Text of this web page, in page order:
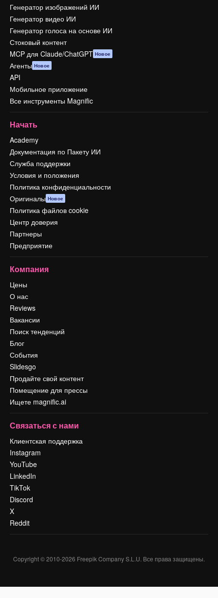
Генератор изображений ИИ
Генератор видео ИИ
Генератор голоса на основе ИИ
Стоковый контент
MCP для Claude/ChatGPT Новое
Агенты Новое
API
Мобильное приложение
Все инструменты Magnific
Начать
Academy
Документация по Пакету ИИ
Служба поддержки
Условия и положения
Политика конфиденциальности
Оригиналы Новое
Политика файлов cookie
Центр доверия
Партнеры
Предприятие
Компания
Цены
О нас
Reviews
Вакансии
Поиск тенденций
Блог
События
Slidesgo
Продайте свой контент
Помещение для прессы
Ищете magnific.ai
Связаться с нами
Клиентская поддержка
Instagram
YouTube
LinkedIn
TikTok
Discord
X
Reddit
Copyright © 2010-2026 Freepik Company S.L.U. Все права защищены.